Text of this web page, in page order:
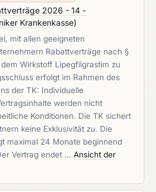
2026 - 14 -
Krankenkasse)
mit allen geeigneten
Rabattverträge nach §
Wirkstoff Lipegfilgrastim zu
erfolgt im Rahmen des
der TK: Individuelle
werden nicht
Konditionen. Die TK sichert
keine Exklusivität zu. Die
maximal 24 Monate beginnend
Vertrag endet … Ansicht der